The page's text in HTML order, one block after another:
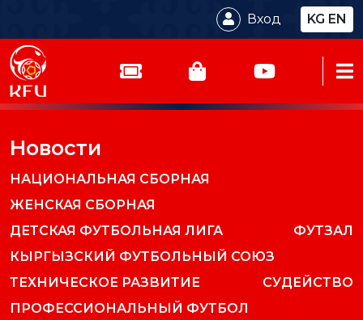
Вход KG EN
Новости
НАЦИОНАЛЬНАЯ СБОРНАЯ
ЖЕНСКАЯ СБОРНАЯ
ДЕТСКАЯ ФУТБОЛЬНАЯ ЛИГА
ФУТЗАЛ
КЫРГЫЗСКИЙ ФУТБОЛЬНЫЙ СОЮЗ
ТЕХНИЧЕСКОЕ РАЗВИТИЕ
СУДЕЙСТВО
ПРОФЕССИОНАЛЬНЫЙ ФУТБОЛ